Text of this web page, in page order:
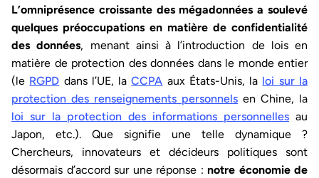
L’omniprésence croissante des mégadonnées a soulevé
quelques préoccupations en matière de confidentialité
des données, menant ainsi à l’introduction de lois en
matière de protection des données dans le monde entier
(le RGPD dans l’UE, laCCPA aux États-Unis, la loi sur la
protection des renseignements personnels en Chine, la
loi sur la protection des informations personnelles au
Japon, etc.). Que signifie une telle dynamique ?
Chercheurs, innovateurs et décideurs politiques sont
désormais d’accord sur une réponse : notre économie de